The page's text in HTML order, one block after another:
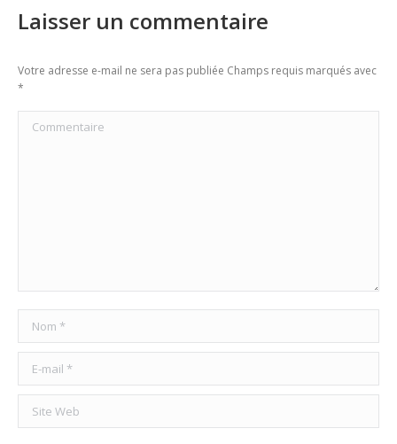
Laisser un commentaire
Votre adresse e-mail ne sera pas publiée Champs requis marqués avec
*
Commentaire
Nom *
E-mail *
Site Web